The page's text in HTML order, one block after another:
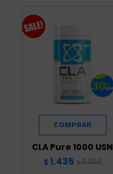
CLA Pure 1000 USN
$ 1.435 $ 2.050